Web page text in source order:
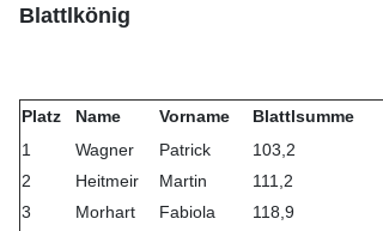
Blattlkönig
Platz Name Vorname Blattlsumme
1
Wagner Patrick 103,2
2
Heitmeir Martin 111,2
3
Morhart Fabiola 118,9